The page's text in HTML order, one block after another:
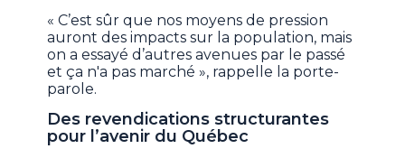
« C’est sûr que nos moyens de pression
auront des impacts sur la population, mais
on a essayé d’autres avenues par le passé
et ça n'a pas marché », rappelle la porte-
parole.
Des revendications structurantes
pour l’avenir du Québec